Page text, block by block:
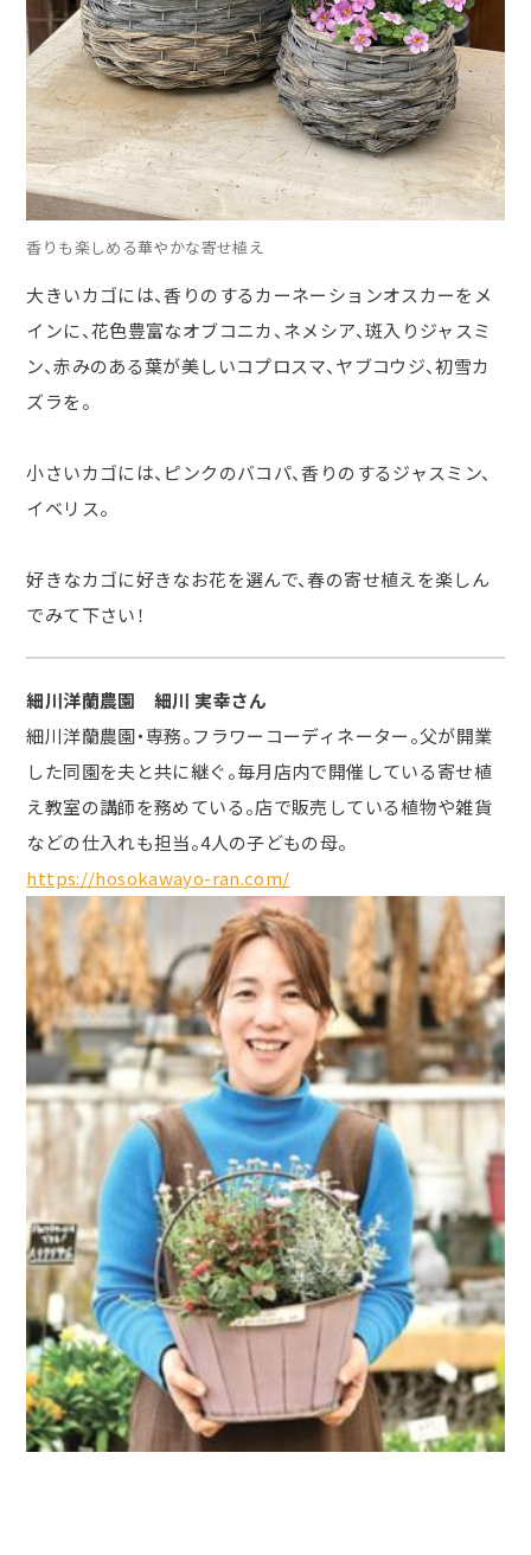
香りも楽しめる華やかな寄せ植え
大きいカゴには、香りのするカーネーションオスカーをメ
インに、花色豊富なオブコニカ、ネメシア、斑入りジャスミ
ン、赤みのある葉が美しいコプロスマ、ヤブコウジ、初雪カ
ズラを。
小さいカゴには、ピンクのバコパ、香りのするジャスミン、
イベリス。
好きなカゴに好きなお花を選んで、春の寄せ植えを楽しん
でみて下さい！
細川洋蘭農園 細川 実幸さん
細川洋蘭農園・専務。フラワーコーディネーター。父が開業
した同園を夫と共に継ぐ。毎月店内で開催している寄せ植
え教室の講師を務めている。店で販売している植物や雑貨
などの仕入れも担当。4人の子どもの母。
https://hosokawayo-ran.com/